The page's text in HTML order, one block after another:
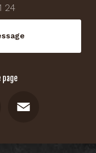
24